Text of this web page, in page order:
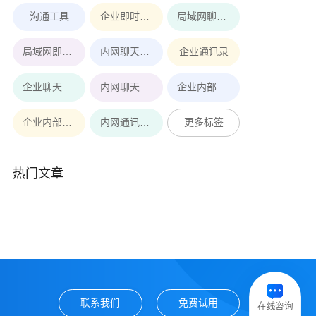
沟通工具 企业即时通讯工具 局域网聊天软件
局域网即时通讯 内网聊天软件 企业通讯录
企业聊天软件 内网聊天工具 企业内部即时通讯软件
企业内部即时通讯 内网通讯软件 更多标签
热门文章
联系我们 免费试用 在线咨询